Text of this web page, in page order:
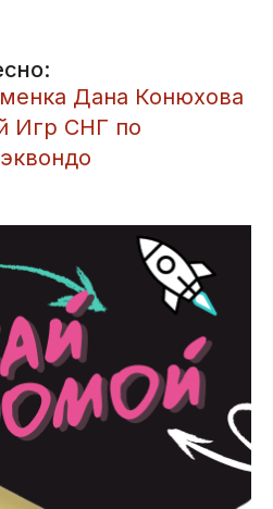
Дана Конюхова
Игр СНГ по